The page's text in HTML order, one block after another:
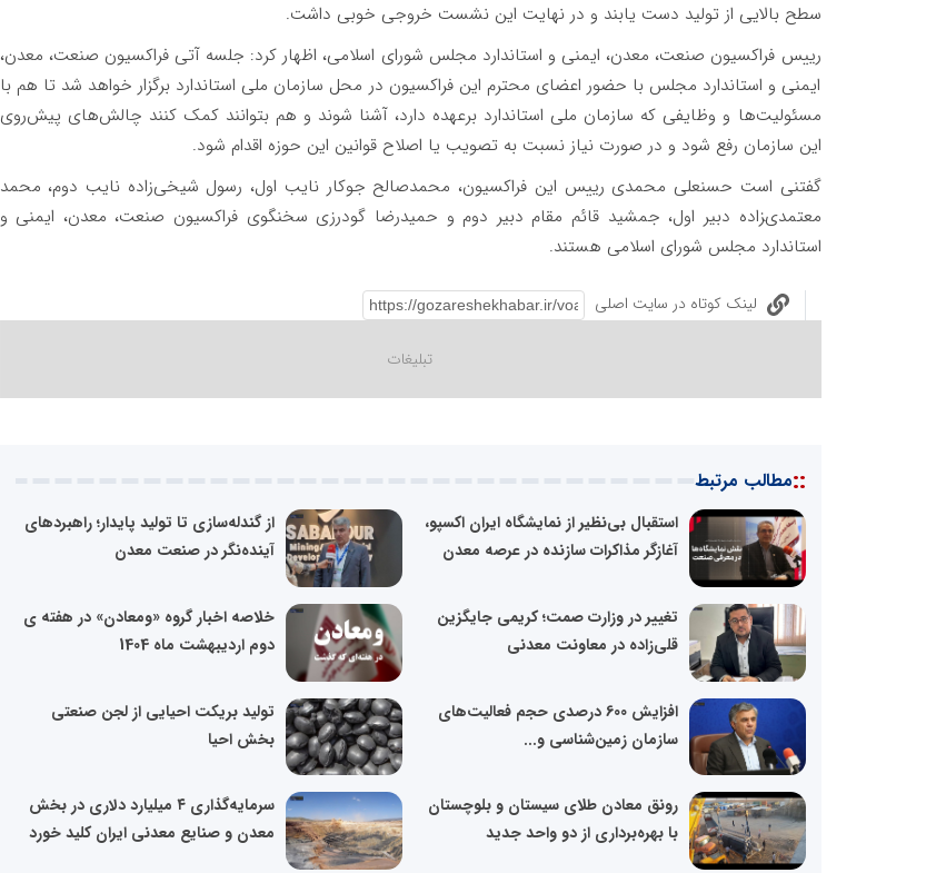
سطح بالایی از تولید دست یابند و در نهایت این نشست خروجی خوبی داشت.
رییس فراکسیون صنعت، معدن، ایمنی و استاندارد مجلس شورای اسلامی، اظهار کرد: جلسه آتی فراکسیون صنعت، معدن،
ایمنی و استاندارد مجلس با حضور اعضای محترم این فراکسیون در محل سازمان ملی استاندارد برگزار خواهد شد تا هم با
مسئولیت‌ها و وظایفی که سازمان ملی استاندارد برعهده دارد، آشنا شوند و هم بتوانند کمک کنند چالش‌های پیش‌روی
این سازمان رفع شود و در صورت نیاز نسبت به تصویب یا اصلاح قوانین این حوزه اقدام شود.
گفتنی است حسنعلی محمدی رییس این فراکسیون، محمدصالح جوکار نایب اول، رسول شیخی‌زاده نایب دوم، محمد
معتمدی‌‍زاده دبیر اول، جمشید قائم مقام دبیر دوم و حمیدرضا گودرزی سخنگوی فراکسیون صنعت، معدن، ایمنی و
استاندارد مجلس شورای اسلامی هستند.
لینک کوتاه در سایت اصلی
::مطالب مرتبط
استقبال بی‌نظیر از نمایشگاه ایران اکسپو،
آغازگر مذاکرات سازنده در عرصه معدن
از گندله‌سازی تا تولید پایدار؛ راهبردهای
آینده‌نگر در صنعت معدن
تغییر در وزارت صمت؛ کریمی جایگزین
قلی‌زاده در معاونت معدنی
خلاصه اخبار گروه «ومعادن» در هفته‌ ی
دوم اردیبهشت ماه 1404
افزایش 600 درصدی حجم فعالیت‌های
سازمان زمین‌شناسی و...
تولید بریکت احیایی از لجن صنعتی
بخش احیا
رونق معادن طلای سیستان و بلوچستان
با بهره‌برداری از دو واحد جدید
سرمایه‌گذاری ۴ میلیارد دلاری در بخش
معدن و صنایع معدنی ایران کلید خورد